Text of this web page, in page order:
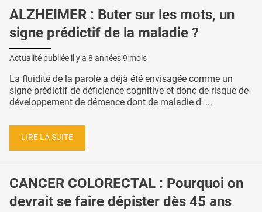
ALZHEIMER : Buter sur les mots, un
signe prédictif de la maladie ?
Actualité publiée il y a 8 années 9 mois
La fluidité de la parole a déjà été envisagée comme un
signe prédictif de déficience cognitive et donc de risque de
développement de démence dont de maladie d' ...
LIRE LA SUITE
CANCER COLORECTAL : Pourquoi on
devrait se faire dépister dès 45 ans